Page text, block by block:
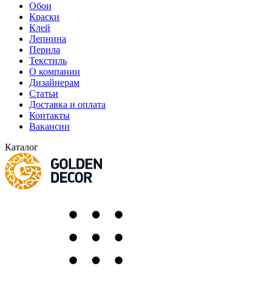
Обои
Краски
Клей
Лепнина
Перила
Текстиль
О компании
Дизайнерам
Статьи
Доставка и оплата
Контакты
Вакансии
Каталог